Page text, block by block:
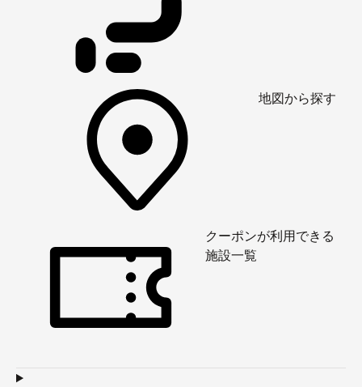
地図から探す
クーポンが利用できる
施設一覧